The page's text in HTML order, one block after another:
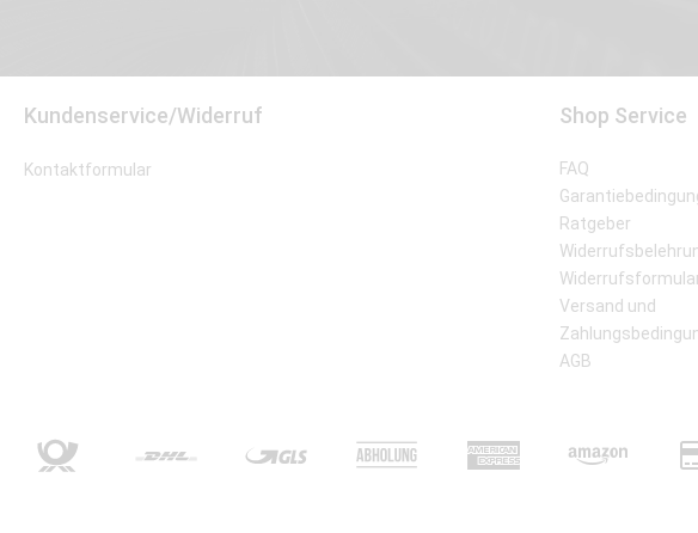
Kundenservice/Widerruf
Kontaktformular
Shop Service
FAQ
Ratgeber
Versand und
AGB